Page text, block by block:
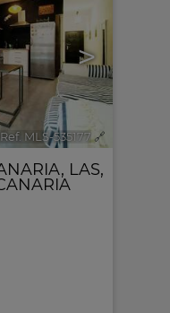
>
Ref. MLS-535177 🔗
LAS,